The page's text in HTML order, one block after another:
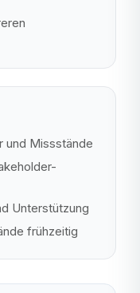
und Missstände
Unterstützung
frühzeitig